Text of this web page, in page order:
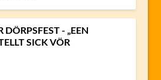
DÖRPSFEST - „EEN
SICK VÖR